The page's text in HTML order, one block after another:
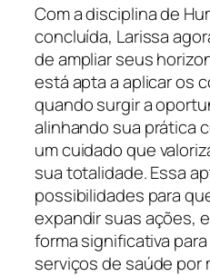
Com a disciplina de
concluída, Larissa
de ampliar seus
está apta a aplicar os
quando surgir a
alinhando sua prática
um cuidado que
sua totalidade. Essa
possibilidades para
expandir suas ações,
forma significativa
serviços de saúde por